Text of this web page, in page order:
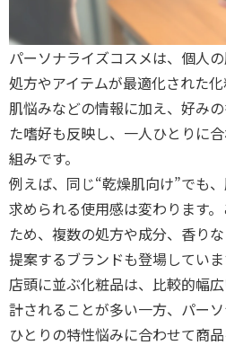
パーソナライズコスメは、個人
処方やアイテムが最適化された化
肌悩みなどの情報に加え、好み
た嗜好も反映し、一人ひとりに
組みです。
例えば、同じ“乾燥肌向け”でも
求められる使用感は変わります
ため、複数の処方や成分、香り
提案するブランドも登場していま
店頭に並ぶ化粧品は、比較的幅
計されることが多い一方、パー
ひとりの特性悩みに合わせて商